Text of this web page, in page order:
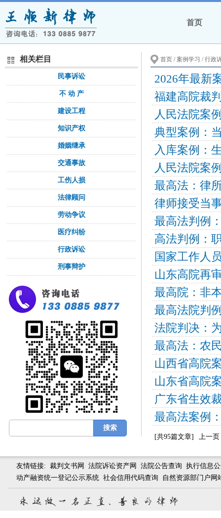
首页
相关栏目
民事诉讼
不 动 产
建设工程
知识产权
婚姻继承
交通事故
工伤人损
法律顾问
劳动争议
医疗纠纷
行政诉讼
刑事辩护
首页 / 案例学习 / 行政
法院判决：
[共95篇文章] 上一页
友情链接: 裁判文书网 法院诉讼资产网 法院公告查询 执行信息
动产融资统一登记公示系统 社会信用代码查询 自然资源部门户网